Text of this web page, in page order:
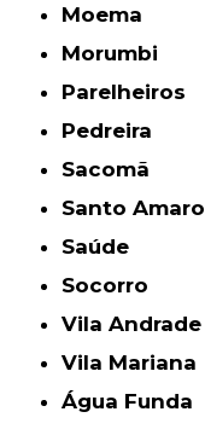
Moema
Morumbi
Parelheiros
Pedreira
Sacomã
Santo Amaro
Saúde
Socorro
Vila Andrade
Vila Mariana
Água Funda